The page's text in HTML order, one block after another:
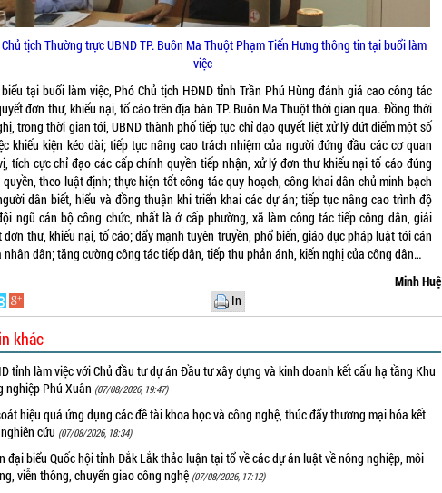
tịch Thường trực UBND TP. Buôn Ma Thuột Phạm Tiến Hưng thông tin tại buổi làm
việc
tại buổi làm việc, Phó Chủ tịch HĐND tỉnh Trần Phú Hùng đánh giá cao công tác
đơn thư, khiếu nại, tố cáo trên địa bàn TP. Buôn Ma Thuột thời gian qua. Đồng thời
trong thời gian tới, UBND thành phố tiếp tục chỉ đạo quyết liệt xử lý dứt điểm một số
khiếu kiện kéo dài; tiếp tục nâng cao trách nhiệm của người đứng đầu các cơ quan
tích cực chỉ đạo các cấp chính quyền tiếp nhận, xử lý đơn thư khiếu nại tố cáo đúng
theo luật định; thực hiện tốt công tác quy hoạch, công khai dân chủ minh bạch
dân biết, hiểu và đồng thuận khi triển khai các dự án; tiếp tục nâng cao trình độ
ngũ cán bộ công chức, nhất là ở cấp phường, xã làm công tác tiếp công dân, giải
đơn thư, khiếu nại, tố cáo; đẩy mạnh tuyên truyền, phổ biến, giáo dục pháp luật tới cán
nhân dân; tăng cường công tác tiếp dân, tiếp thu phản ánh, kiến nghị của công dân…
Minh Huệ
In
khác
tỉnh làm việc với Chủ đầu tư dự án Đầu tư xây dựng và kinh doanh kết cấu hạ tầng Khu
nghiệp Phú Xuân (07/08/2026, 19:47)
hiệu quả ứng dụng các đề tài khoa học và công nghệ, thúc đẩy thương mại hóa kết
cứu (07/08/2026, 18:34)
đại biểu Quốc hội tỉnh Đắk Lắk thảo luận tại tổ về các dự án luật về nông nghiệp, môi
viễn thông, chuyển giao công nghệ (07/08/2026, 17:12)